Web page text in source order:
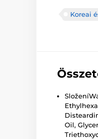
Koreai
Oil,